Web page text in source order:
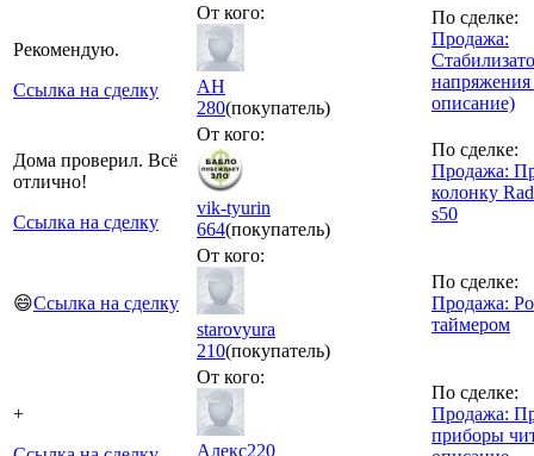
Рекомендую.
Ссылка на сделку
От кого:
AH
280(покупатель)
По сделке:
Продажа:
напряжения
описание)
Дома проверил. Всё
отлично!
Ссылка на сделку
От кого:
vik-tyurin
664(покупатель)
По сделке:
Продажа:
колонку
s50
😄Ссылка на сделку
От кого:
starovyura
210(покупатель)
По сделке:
Продажа:
таймером
+
От кого:
Алекс220
По сделке:
Продажа:
приборы